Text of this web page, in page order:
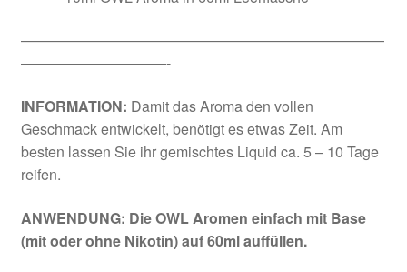
—————————————————————————
——————————-
INFORMATION: Damit das Aroma den vollen
Geschmack entwickelt, benötigt es etwas Zeit. Am
besten lassen Sie ihr gemischtes Liquid ca. 5 – 10 Tage
reifen.
ANWENDUNG: Die OWL Aromen einfach mit Base
(mit oder ohne Nikotin) auf 60ml auffüllen.